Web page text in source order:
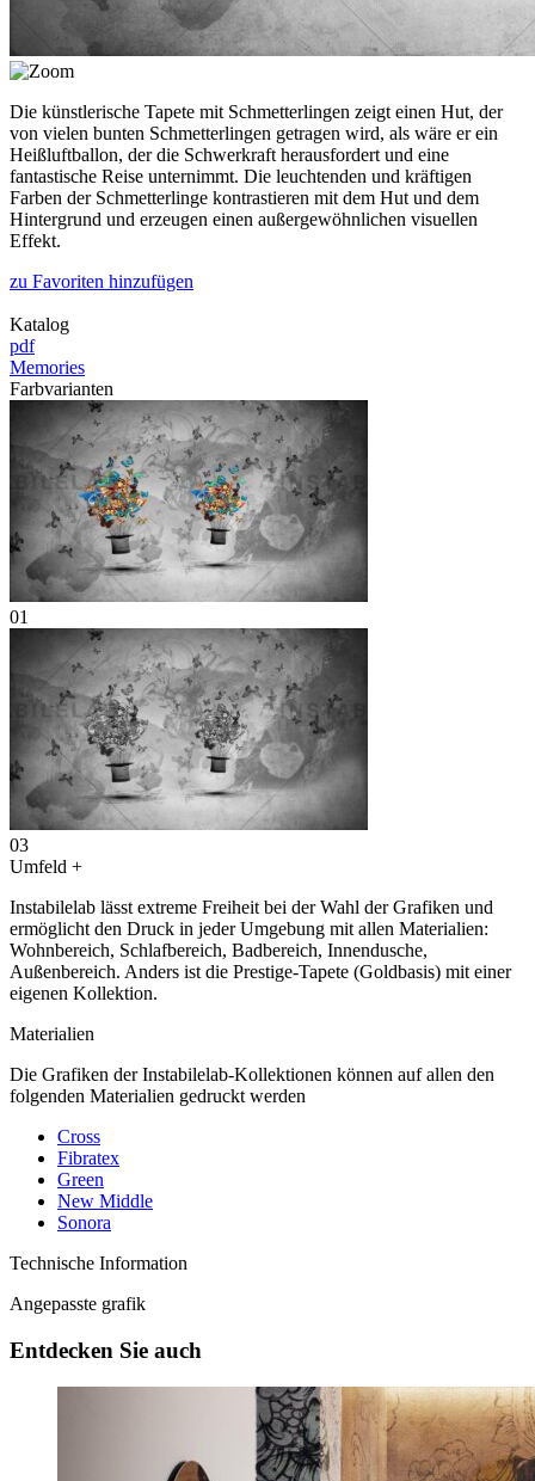
Die künstlerische Tapete mit Schmetterlingen zeigt einen Hut, der
von vielen bunten Schmetterlingen getragen wird, als wäre er ein
Heißluftballon, der die Schwerkraft herausfordert und eine
fantastische Reise unternimmt. Die leuchtenden und kräftigen
Farben der Schmetterlinge kontrastieren mit dem Hut und dem
Hintergrund und erzeugen einen außergewöhnlichen visuellen
Effekt.
zu Favoriten hinzufügen
Katalog
pdf
Memories
Farbvarianten
01
03
Umfeld +
Instabilelab lässt extreme Freiheit bei der Wahl der Grafiken und
ermöglicht den Druck in jeder Umgebung mit allen Materialien:
Wohnbereich, Schlafbereich, Badbereich, Innendusche,
Außenbereich. Anders ist die Prestige-Tapete (Goldbasis) mit einer
eigenen Kollektion.
Materialien
Die Grafiken der Instabilelab-Kollektionen können auf allen den
folgenden Materialien gedruckt werden
Cross
Fibratex
Green
New Middle
Sonora
Technische Information
Angepasste grafik
Entdecken Sie auch